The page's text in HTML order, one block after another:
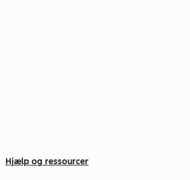
Hjælp og ressourcer